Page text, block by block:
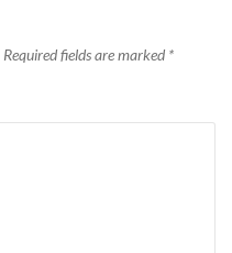
Required fields are marked *